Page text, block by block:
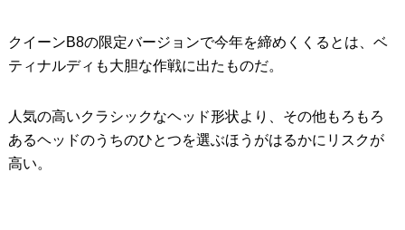
クイーンB8の限定バージョンで今年を締めくくるとは、ベ
ティナルディも大胆な作戦に出たものだ。
人気の高いクラシックなヘッド形状より、その他もろもろ
あるヘッドのうちのひとつを選ぶほうがはるかにリスクが
高い。